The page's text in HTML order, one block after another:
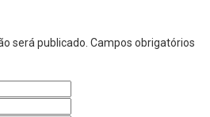
será publicado. Campos obrigatórios